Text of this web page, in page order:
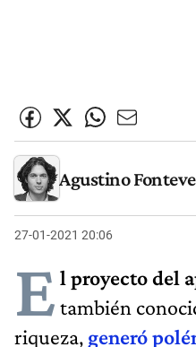
Agustino
27-01-2021 20:06
E l proyecto del
también
riqueza, generó